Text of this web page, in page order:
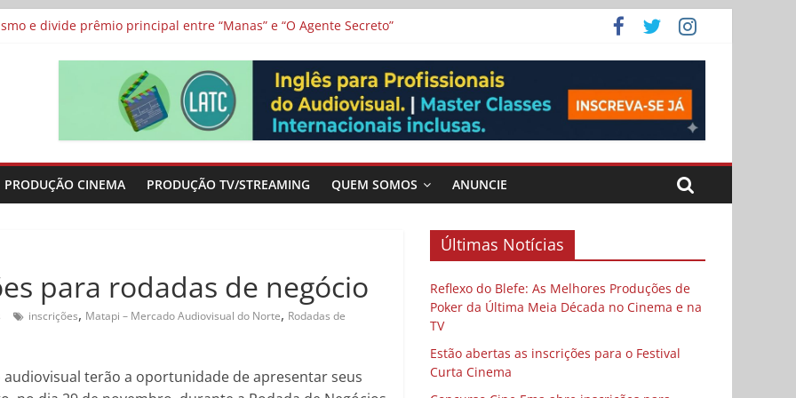
e divide prêmio principal entre “Manas” e “O Agente Secreto”
Curta Cinema
de escolas públicas
protagonizam adaptação brasileira de série argentina para o cinema
PRODUÇÃO CINEMA PRODUÇÃO TV/STREAMING QUEM SOMOS ANUNCIE
para rodadas de negócio
inscrições, Matapi – Mercado Audiovisual do Norte, Rodadas de
terão a oportunidade de apresentar seus
Últimas Notícias
Reflexo do Blefe: As Melhores Produções de
Poker da Última Meia Década no Cinema e na
TV
Estão abertas as inscrições para o Festival
Curta Cinema